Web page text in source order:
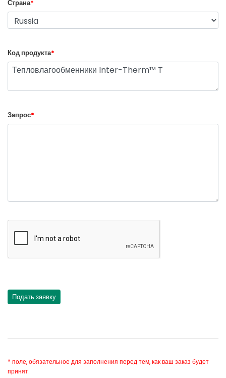
Страна*
Код продукта*
Запрос*
* поле, обязательное для заполнения перед тем, как ваш заказ будет
принят.